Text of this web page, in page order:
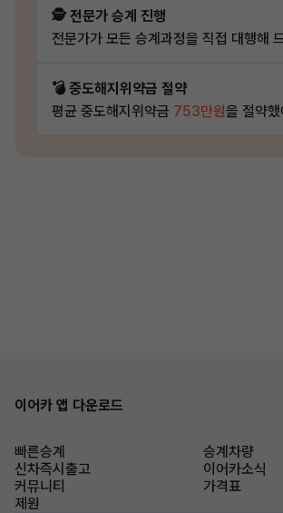
🕵️ 전문가 승계 진행
전문가가 모든 승계과정을 직접 대행해
💣 중도해지위약금 절약
평균 중도해지위약금 753만원을 절약했
이어카 앱 다운로드
빠른승계
승계차량
신차즉시출고
이어카소식
커뮤니티
가격표
제원